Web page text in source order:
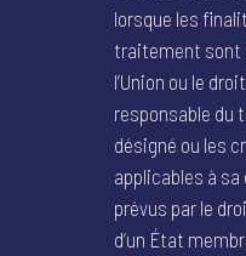
lorsque les
traitement sont
l’Union ou le
responsable du
désigné ou les
applicables à
prévus par le
d’un État